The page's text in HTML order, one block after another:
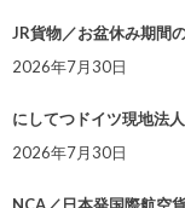
JR貨物／お盆休み期間
2026年7月30日
にしてつドイツ現地法
2026年7月30日